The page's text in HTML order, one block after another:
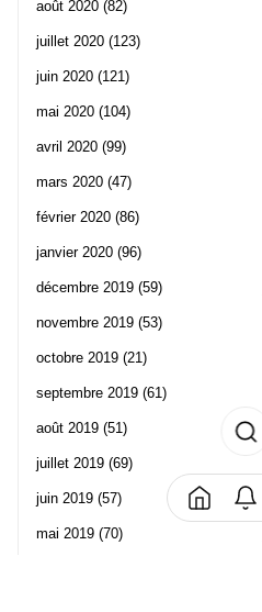
août 2020 (82)
juillet 2020 (123)
juin 2020 (121)
mai 2020 (104)
avril 2020 (99)
mars 2020 (47)
février 2020 (86)
janvier 2020 (96)
décembre 2019 (59)
novembre 2019 (53)
octobre 2019 (21)
septembre 2019 (61)
août 2019 (51)
juillet 2019 (69)
juin 2019 (57)
mai 2019 (70)